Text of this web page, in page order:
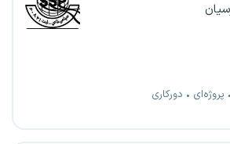
پروژه‌ای دورکاری